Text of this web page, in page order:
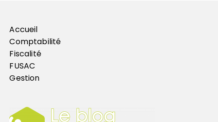
Accueil
Comptabilité
Fiscalité
FUSAC
Gestion